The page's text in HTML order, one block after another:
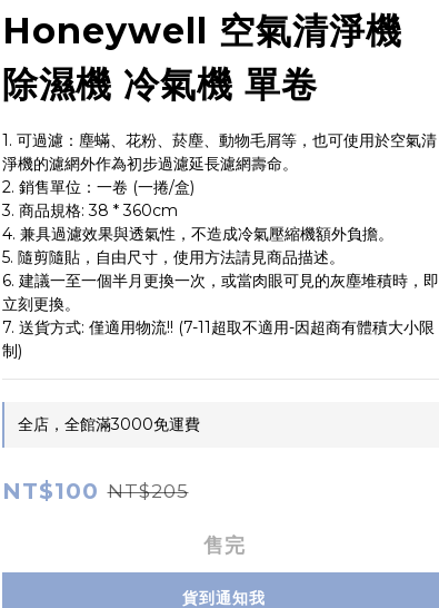
Honeywell 空氣清淨機
除濕機 冷氣機 單卷
1. 可過濾：塵蟎、花粉、菸塵、動物毛屑等，也可使用於空氣清
淨機的濾網外作為初步過濾延長濾網壽命。
2. 銷售單位：一卷 (一捲/盒)
3. 商品規格: 38 * 360cm
4. 兼具過濾效果與透氣性，不造成冷氣壓縮機額外負擔。
5. 隨剪隨貼，自由尺寸，使用方法請見商品描述。
6. 建議一至一個半月更換一次，或當肉眼可見的灰塵堆積時，即
立刻更換。
7. 送貨方式: 僅適用物流!! (7-11超取不適用-因超商有體積大小限
制)
全店，全館滿3000免運費
NT$100 NT$205
售完
貨到通知我